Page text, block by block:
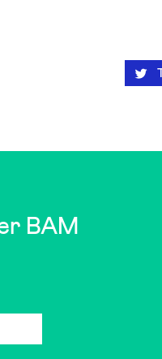
BAM